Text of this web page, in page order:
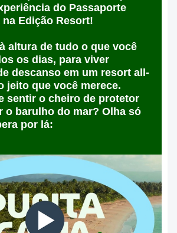
do Passaporte
na Edição Resort!
altura de tudo o que você
os dias, para viver
descanso em um resort all-
jeito que você merece.
sentir o cheiro de protetor
o barulho do mar? Olha só
por lá: